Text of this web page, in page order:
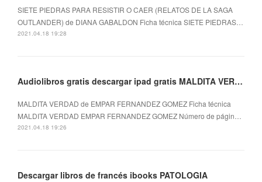
SIETE PIEDRAS PARA RESISTIR O CAER (RELATOS DE LA SAGA
OUTLANDER) de DIANA GABALDON Ficha técnica SIETE PIEDRAS…
2021.04.18 19:28
Audiolibros gratis descargar ipad gratis MALDITA VERDAD
MALDITA VERDAD de EMPAR FERNANDEZ GOMEZ Ficha técnica
MALDITA VERDAD EMPAR FERNANDEZ GOMEZ Número de págin…
2021.04.18 19:26
Descargar libros de francés ibooks PATOLOGIA